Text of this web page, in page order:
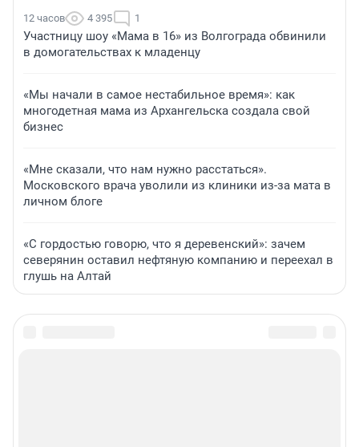
12 часов 4 395 1
Участницу шоу «Мама в 16» из Волгограда обвинили
в домогательствах к младенцу
«Мы начали в самое нестабильное время»: как
многодетная мама из Архангельска создала свой
бизнес
«Мне сказали, что нам нужно расстаться».
Московского врача уволили из клиники из-за мата в
личном блоге
«С гордостью говорю, что я деревенский»: зачем
северянин оставил нефтяную компанию и переехал в
глушь на Алтай